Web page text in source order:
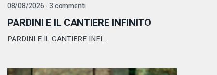
08/08/2026 - 3 commenti
PARDINI E IL CANTIERE INFINITO
PARDINI E IL CANTIERE INFI ...